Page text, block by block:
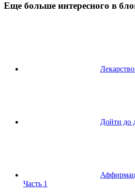
Еще больше интересного в
Дойти до
Часть 1